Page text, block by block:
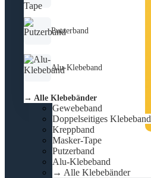
Putzerband
Alu-Klebeband
→ Alle Klebebänder
Gewebeband
Doppelseitiges Klebeband
Kreppband
Masker-Tape
Putzerband
Alu-Klebeband
→ Alle Klebebänder